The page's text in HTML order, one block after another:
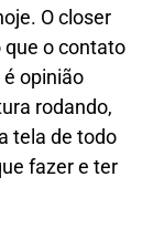
O closer
que o contato
é opinião
rodando,
tela de todo
fazer e ter